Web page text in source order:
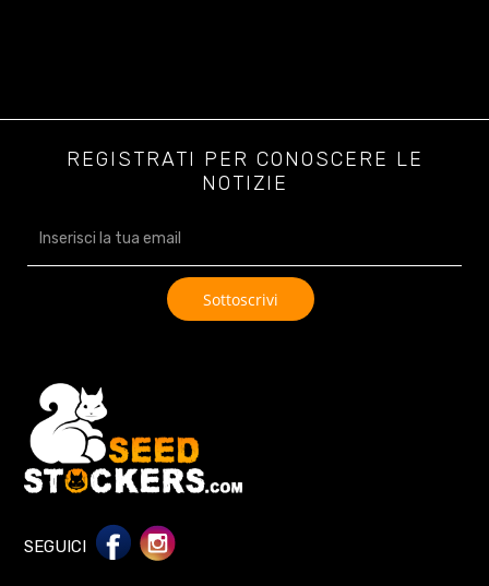
REGISTRATI PER CONOSCERE LE
NOTIZIE
SEGUICI